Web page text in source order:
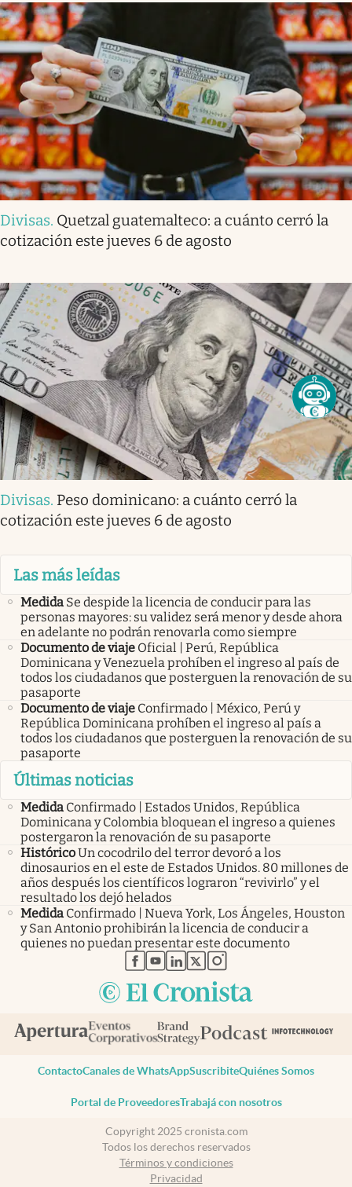
Divisas. Quetzal guatemalteco: a cuánto cerró la
cotización este jueves 6 de agosto
Divisas. Peso dominicano: a cuánto cerró la
cotización este jueves 6 de agosto
Las más leídas
Medida Se despide la licencia de conducir para las
personas mayores: su validez será menor y desde ahora
en adelante no podrán renovarla como siempre
Documento de viaje Oficial | Perú, República
Dominicana y Venezuela prohíben el ingreso al país de
todos los ciudadanos que posterguen la renovación de su
pasaporte
Documento de viaje Confirmado | México, Perú y
República Dominicana prohíben el ingreso al país a
todos los ciudadanos que posterguen la renovación de su
pasaporte
Últimas noticias
Medida Confirmado | Estados Unidos, República
Dominicana y Colombia bloquean el ingreso a quienes
postergaron la renovación de su pasaporte
HistóricoUn cocodrilo del terror devoró a los
dinosaurios en el este de Estados Unidos. 80 millones de
años después los científicos lograron “revivirlo” y el
resultado los dejó helados
Medida Confirmado | Nueva York, Los Ángeles, Houston
y San Antonio prohibirán la licencia de conducir a
quienes no puedan presentar este documento
abre en nueva pestaña
abre en nueva pestaña
abre en nueva pestaña
abre en nueva pestaña
abre en nueva pestaña
ContactoCanales de WhatsAppSuscribiteQuiénes Somos
Portal de ProveedoresTrabajá con nosotros
Copyright 2025 cronista.com
Todos los derechos reservados
Términos y condiciones
Privacidad